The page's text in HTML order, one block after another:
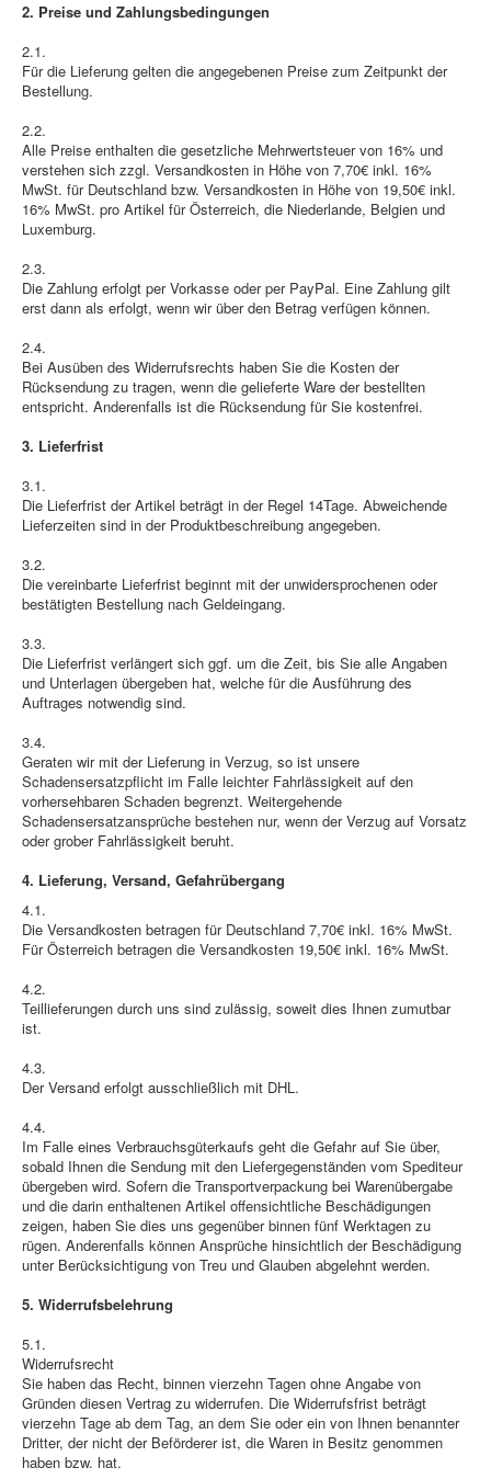
2. Preise und Zahlungsbedingungen
2.1.
Für die Lieferung gelten die angegebenen Preise zum Zeitpunkt der
Bestellung.
2.2.
Alle Preise enthalten die gesetzliche Mehrwertsteuer von 16% und
verstehen sich zzgl. Versandkosten in Höhe von 7,70€ inkl. 16%
MwSt. für Deutschland bzw. Versandkosten in Höhe von 19,50€ inkl.
16% MwSt. pro Artikel für Österreich, die Niederlande, Belgien und
Luxemburg.
2.3.
Die Zahlung erfolgt per Vorkasse oder per PayPal. Eine Zahlung gilt
erst dann als erfolgt, wenn wir über den Betrag verfügen können.
2.4.
Bei Ausüben des Widerrufsrechts haben Sie die Kosten der
Rücksendung zu tragen, wenn die gelieferte Ware der bestellten
entspricht. Anderenfalls ist die Rücksendung für Sie kostenfrei.
3. Lieferfrist
3.1.
Die Lieferfrist der Artikel beträgt in der Regel 14Tage. Abweichende
Lieferzeiten sind in der Produktbeschreibung angegeben.
3.2.
Die vereinbarte Lieferfrist beginnt mit der unwidersprochenen oder
bestätigten Bestellung nach Geldeingang.
3.3.
Die Lieferfrist verlängert sich ggf. um die Zeit, bis Sie alle Angaben
und Unterlagen übergeben hat, welche für die Ausführung des
Auftrages notwendig sind.
3.4.
Geraten wir mit der Lieferung in Verzug, so ist unsere
Schadensersatzpflicht im Falle leichter Fahrlässigkeit auf den
vorhersehbaren Schaden begrenzt. Weitergehende
Schadensersatzansprüche bestehen nur, wenn der Verzug auf Vorsatz
oder grober Fahrlässigkeit beruht.
4. Lieferung, Versand, Gefahrübergang
4.1.
Die Versandkosten betragen für Deutschland 7,70€ inkl. 16% MwSt.
Für Österreich betragen die Versandkosten 19,50€ inkl. 16% MwSt.
4.2.
Teillieferungen durch uns sind zulässig, soweit dies Ihnen zumutbar
ist.
4.3.
Der Versand erfolgt ausschließlich mit DHL.
4.4.
Im Falle eines Verbrauchsgüterkaufs geht die Gefahr auf Sie über,
sobald Ihnen die Sendung mit den Liefergegenständen vom Spediteur
übergeben wird. Sofern die Transportverpackung bei Warenübergabe
und die darin enthaltenen Artikel offensichtliche Beschädigungen
zeigen, haben Sie dies uns gegenüber binnen fünf Werktagen zu
rügen. Anderenfalls können Ansprüche hinsichtlich der Beschädigung
unter Berücksichtigung von Treu und Glauben abgelehnt werden.
5. Widerrufsbelehrung
5.1.
Widerrufsrecht
Sie haben das Recht, binnen vierzehn Tagen ohne Angabe von
Gründen diesen Vertrag zu widerrufen. Die Widerrufsfrist beträgt
vierzehn Tage ab dem Tag, an dem Sie oder ein von Ihnen benannter
Dritter, der nicht der Beförderer ist, die Waren in Besitz genommen
haben bzw. hat.